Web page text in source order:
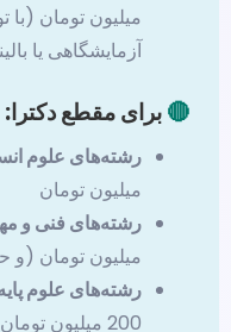
میلیون تومان (با
آزمایشگاهی یا
🔴برای مقطع دکترا:
رشته‌های علوم
میلیون تومان
رشته‌های فنی و
میلیون تومان (و
رشته‌های علوم
200 میلیون